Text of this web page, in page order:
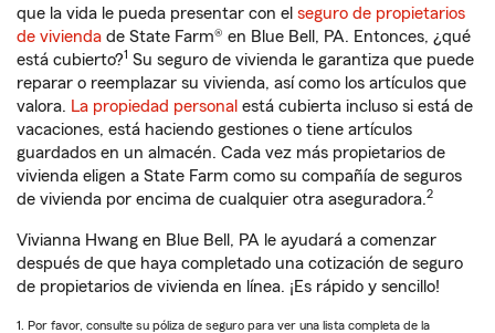
que la vida le pueda presentar con el seguro de propietarios
de vivienda de State Farm® en Blue Bell, PA. Entonces, ¿qué
está cubierto?1 Su seguro de vivienda le garantiza que puede
reparar o reemplazar su vivienda, así como los artículos que
valora. La propiedad personal está cubierta incluso si está de
vacaciones, está haciendo gestiones o tiene artículos
guardados en un almacén. Cada vez más propietarios de
vivienda eligen a State Farm como su compañía de seguros
de vivienda por encima de cualquier otra aseguradora.2
Vivianna Hwang en Blue Bell, PA le ayudará a comenzar
después de que haya completado una cotización de seguro
de propietarios de vivienda en línea. ¡Es rápido y sencillo!
1. Por favor, consulte su póliza de seguro para ver una lista completa de la